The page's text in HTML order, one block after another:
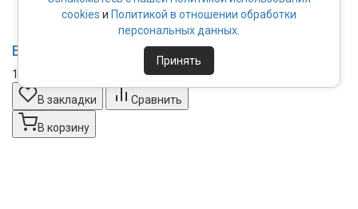
E72318-CP смеситель ALEO+ душ (хром)
11 989₽
В закладки
Сравнить
В корзину
cookies и Политикой в отношении обработки
персональных данных.
Принять